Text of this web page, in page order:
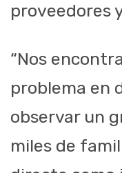
proveedores
“Nos
problema en
observar un
miles de